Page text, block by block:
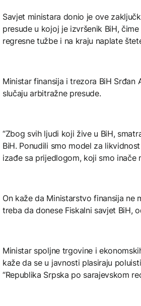
Savjet ministara donio je ove
presude u kojoj je izvršenik BiH,
regresne tužbe i na kraju naplate
Ministar finansija i trezora BiH Srđan
slučaju arbitražne presude.
“Zbog svih ljudi koji žive u BiH,
BiH. Ponudili smo model za
izađe sa prijedlogom, koji smo inače
On kaže da Ministarstvo finansija
treba da donese Fiskalni savjet BiH,
Ministar spoljne trgovine i
kaže da se u javnosti plasiraju
“Republika Srpska po sarajevskom